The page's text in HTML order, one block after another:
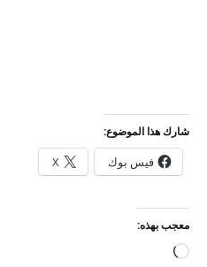
شارك هذا الموضوع:
فيس بوك X
معجب بهذه:
جاري